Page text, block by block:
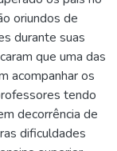
oriundos de
durante suas
que uma das
acompanhar os
tendo
decorrência de
dificuldades